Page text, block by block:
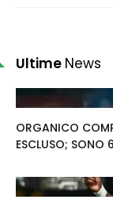
Ultime News
ORGANICO
ESCLUSO; SONO